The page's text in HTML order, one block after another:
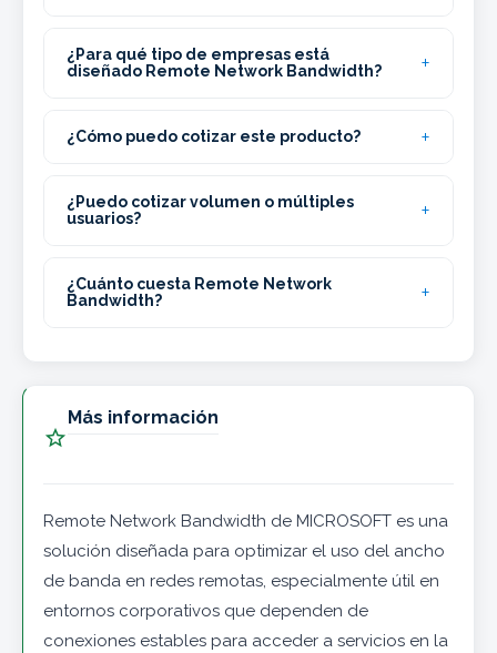
¿Para qué tipo de empresas está
diseñado Remote Network Bandwidth?
¿Cómo puedo cotizar este producto?
¿Puedo cotizar volumen o múltiples
usuarios?
¿Cuánto cuesta Remote Network
Bandwidth?

Más información
Remote Network Bandwidth de MICROSOFT es una
solución diseñada para optimizar el uso del ancho
de banda en redes remotas, especialmente útil en
entornos corporativos que dependen de
conexiones estables para acceder a servicios en la